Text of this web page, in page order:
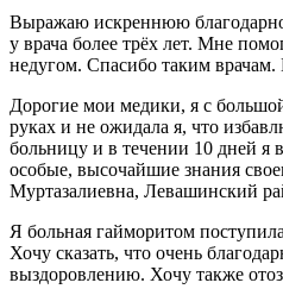
Выражаю искреннюю
у врача более трёх лет. Мне
недугом. Спасибо таким
Дорогие мои медики, я с
руках и не ожидала я, что
больницу и в течении 10 дней я
особые, высочайшие знания
Муртазалиевна, Левашинский
Я больная гайморитом
Хочу сказать, что очень
выздоровлению. Хочу также